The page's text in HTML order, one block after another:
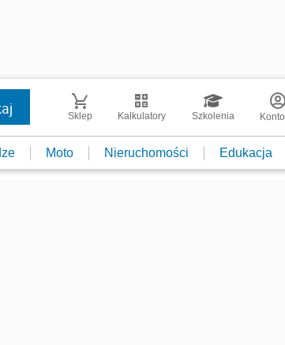
Sklep Kalkulatory Szkolenia Konto
Moto Nieruchomości Edukacja